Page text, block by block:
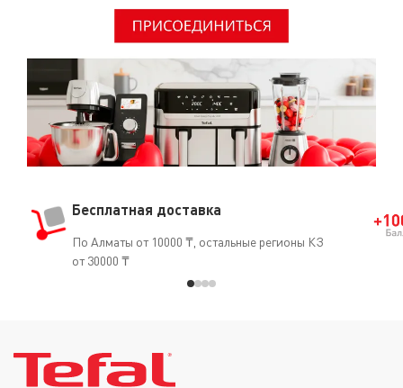
Бесплатная доставка
По Алматы от 10000 ₸, остальные регионы КЗ
от 30000 ₸